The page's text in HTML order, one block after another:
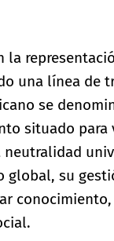
la
una línea de
se
situado
global, su